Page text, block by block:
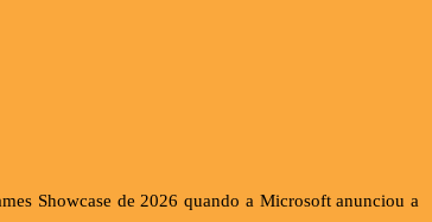
Showcase de 2026 quando a Microsoft anunciou a